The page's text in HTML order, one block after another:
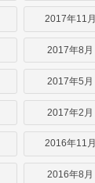
2017年11月
2017年8月
2017年5月
2017年2月
2016年11月
2016年8月